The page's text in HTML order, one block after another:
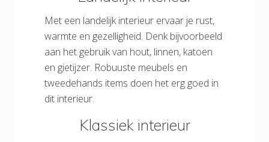
Met een landelijk interieur ervaar je rust,
warmte en gezelligheid. Denk bijvoorbeeld
aan het gebruik van hout, linnen, katoen
en gietijzer. Robuuste meubels en
tweedehands items doen het erg goed in
dit interieur.
Klassiek interieur